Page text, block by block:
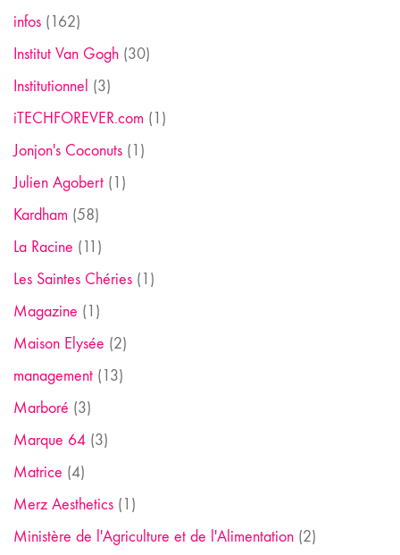
infos (162)
Institut Van Gogh (30)
Institutionnel (3)
iTECHFOREVER.com (1)
Jonjon's Coconuts (1)
Julien Agobert (1)
Kardham (58)
La Racine (11)
Les Saintes Chéries (1)
Magazine (1)
Maison Elysée (2)
management (13)
Marboré (3)
Marque 64 (3)
Matrice (4)
Merz Aesthetics (1)
Ministère de l'Agriculture et de l'Alimentation (2)